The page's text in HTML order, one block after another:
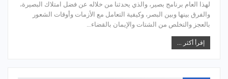
لهذا العام برنامج بصير، والذي يحدثنا من خلاله عن فضل امتلاك البصيرة،
والفرق بينها وبين البصر، وكيفية التعامل مع الأزمات وأوقات الشعور
بالعجز والتخلص من الشتات والإيمان بالقضاء…
إقرأ أكثر ...